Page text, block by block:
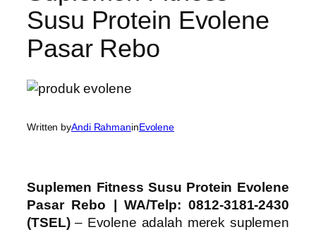
Susu Protein Evolene
Pasar Rebo
Written byAndi RahmaninEvolene
Suplemen Fitness Susu Protein Evolene
Pasar Rebo | WA/Telp: 0812-3181-2430
(TSEL)– Evolene adalah merek suplemen